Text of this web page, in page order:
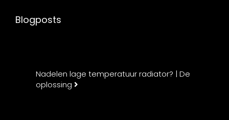
Blogposts
Nadelen lage temperatuur radiator? | De
oplossing